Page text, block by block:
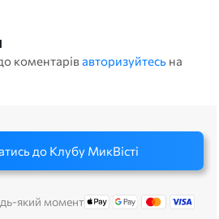
коментарівавторизуйтесь на
до Клубу МикВісті
який момент